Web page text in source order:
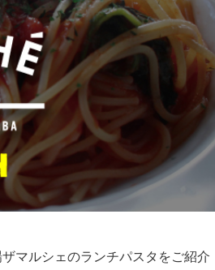
マルシェのランチパスタをご紹介